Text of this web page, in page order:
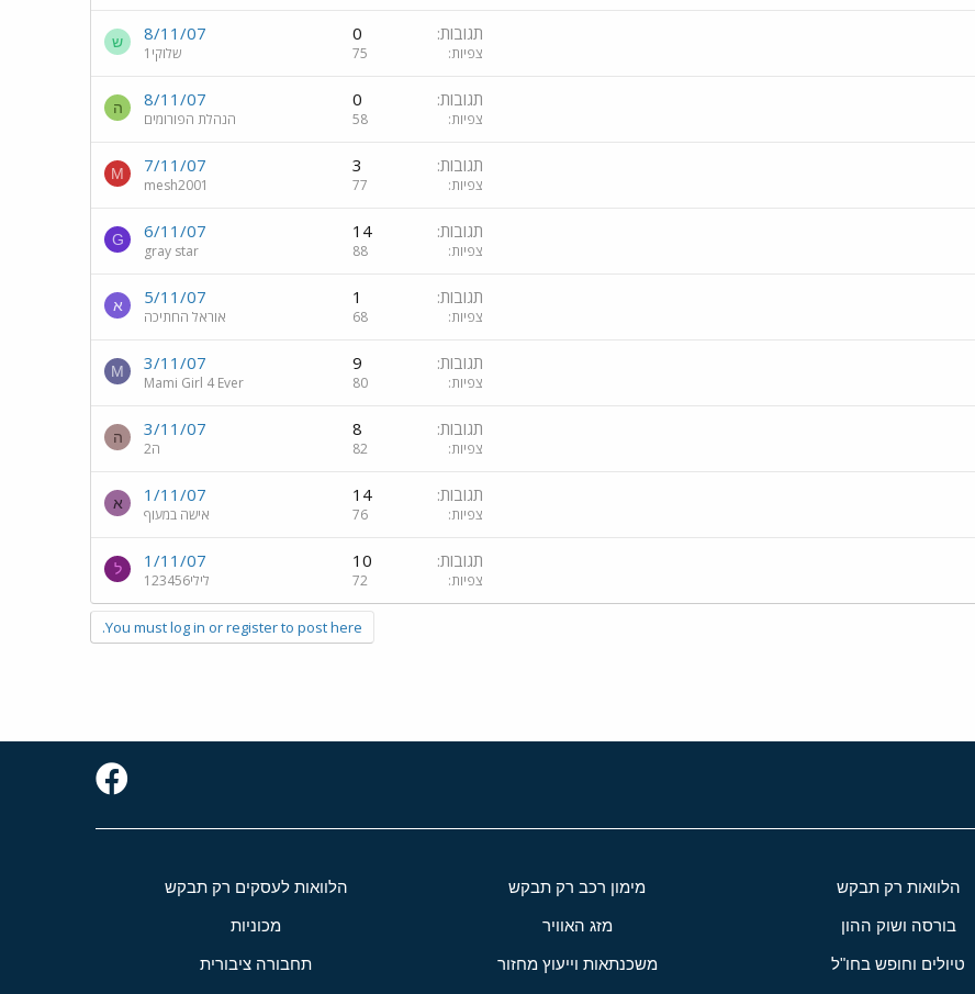
תגובות 0
צפיות 75
8/11/07
שלוקי1
ש
תגובות 0
צפיות 58
8/11/07
הנהלת הפורומים
ה
תגובות 3
צפיות 77
7/11/07
mesh2001
M
תגובות 14
צפיות 88
6/11/07
gray star
G
תגובות 1
צפיות 68
5/11/07
אוראל החתיכה
א
תגובות 9
צפיות 80
3/11/07
Mami Girl 4 Ever
M
תגובות 8
צפיות 82
3/11/07
ה2
ה
תגובות 14
צפיות 76
1/11/07
אישה במעוף
א
תגובות 10
צפיות 72
1/11/07
לילי123456
ל
You must log in or register to post here.
הלוואות רק תבקש מימון רכב רק תבקש הלוואות לעסקים רק תבקש
בורסה ושוק ההון מזג האוויר מכוניות
טיולים וחופש בחו"ל משכנתאות וייעוץ מחזור תחבורה ציבורית